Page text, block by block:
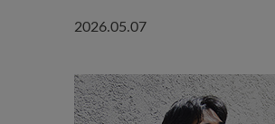
2026.05.07